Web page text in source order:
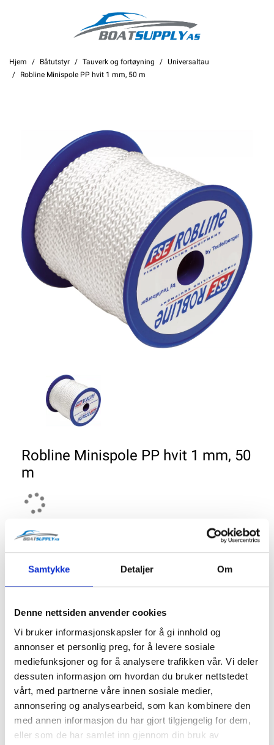
Samtykke Detaljer Om
Denne nettsiden anvender cookies
Vi bruker informasjonskapsler for å gi innhold og
annonser et personlig preg, for å levere sosiale
mediefunksjoner og for å analysere trafikken vår. Vi deler
dessuten informasjon om hvordan du bruker nettstedet
vårt, med partnerne våre innen sosiale medier,
annonsering og analysearbeid, som kan kombinere den
med annen informasjon du har gjort tilgjengelig for dem,
eller som de har samlet inn gjennom din bruk av
Hjem Båtutstyr Tauverk og fortøyning
Universaltau
Robline Minispole PP hvit 1 mm, 50 m
Robline Minispole PP hvit 1 mm, 50
m
Ant./pk.: 10
+ 20 i Fjernlager
Antall
Legg til Handlekurv
Klikk og hent